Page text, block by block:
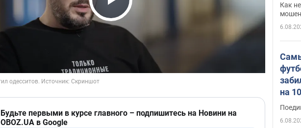
Play Video
Будьте первыми в курсе главного – подпишитесь на Новини на
OBOZ.UA в Google
Как
на